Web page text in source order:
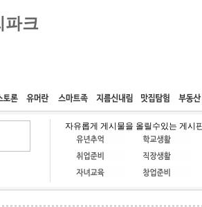
속도패치 웹호스팅 공동구매
자유롭게 게시물을 올릴수있는 게시